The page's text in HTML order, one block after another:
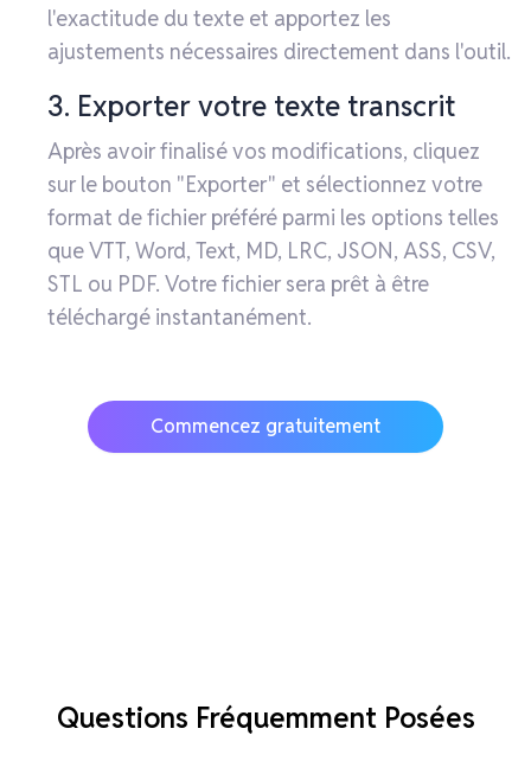
l'exactitude du texte et apportez les
ajustements nécessaires directement dans l'outil.
3. Exporter votre texte transcrit
Après avoir finalisé vos modifications, cliquez
sur le bouton "Exporter" et sélectionnez votre
format de fichier préféré parmi les options telles
que VTT, Word, Text, MD, LRC, JSON, ASS, CSV,
STL ou PDF. Votre fichier sera prêt à être
téléchargé instantanément.
Commencez gratuitement
Questions Fréquemment Posées